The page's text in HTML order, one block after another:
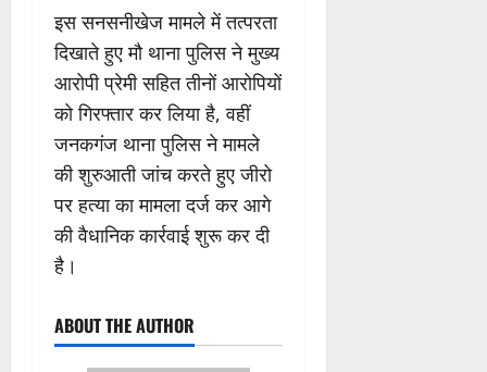
इस सनसनीखेज मामले में तत्परता
दिखाते हुए मौ थाना पुलिस ने मुख्य
आरोपी प्रेमी सहित तीनों आरोपियों
को गिरफ्तार कर लिया है, वहीं
जनकगंज थाना पुलिस ने मामले
की शुरुआती जांच करते हुए जीरो
पर हत्या का मामला दर्ज कर आगे
की वैधानिक कार्रवाई शुरू कर दी
है।
ABOUT THE AUTHOR